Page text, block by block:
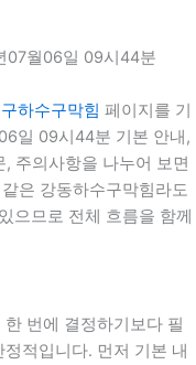
07월06일 09시44분
하수구막힘 페이지를 기
일 09시44분 기본 안내,
주의사항을 나누어 보면
은 강동하수구막힘라도
으므로 전체 흐름을 함께
번에 결정하기보다 필
적입니다. 먼저 기본 내